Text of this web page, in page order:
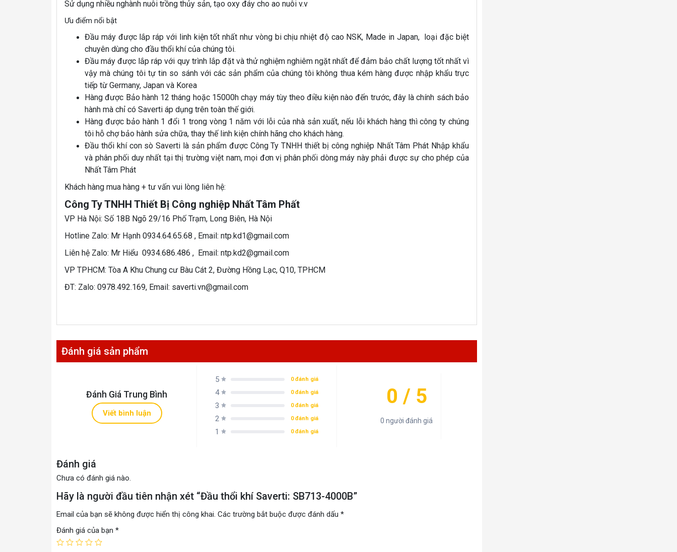
Sử dụng nhiều nghành nuôi trồng thủy sản, tạo oxy đáy cho ao nuôi v.v
Ưu điểm nổi bật
Đầu máy được lắp ráp với linh kiện tốt nhất như vòng bi chịu nhiệt độ cao NSK, Made in Japan, loại đặc biệt
chuyên dùng cho đầu thổi khí của chúng tôi.
Đầu máy được lắp ráp với quy trình lắp đặt và thử nghiệm nghiêm ngặt nhất để đảm bảo chất lượng tốt nhất vì
vậy mà chúng tôi tự tin so sánh với các sản phẩm của chúng tôi không thua kém hàng được nhập khẩu trực
tiếp từ Germany, Japan và Korea
Hàng được Bảo hành 12 tháng hoặc 15000h chạy máy tùy theo điều kiện nào đến trước, đây là chính sách bảo
hành mà chỉ có Saverti áp dụng trên toàn thế giới.
Hàng được bảo hành 1 đổi 1 trong vòng 1 năm với lỗi của nhà sản xuất, nếu lỗi khách hàng thì công ty chúng
tôi hỗ chợ bảo hành sửa chữa, thay thế linh kiện chính hãng cho khách hàng.
Đầu thổi khí con sò Saverti là sản phẩm được Công Ty TNHH thiết bị công nghiệp Nhất Tâm Phát Nhập khẩu
và phân phối duy nhất tại thị trường việt nam, mọi đơn vị phân phối dòng máy này phải được sự cho phép của
Nhất Tâm Phát
Khách hàng mua hàng + tư vấn vui lòng liên hệ:
Công Ty TNHH Thiết Bị Công nghiệp Nhất Tâm Phất
VP Hà Nội: Số 18B Ngõ 29/16 Phố Trạm, Long Biên, Hà Nội
Hotline Zalo: Mr Hạnh 0934.64.65.68 , Email: ntp.kd1@gmail.com
Liên hệ Zalo: Mr Hiểu 0934.686.486 , Email: ntp.kd2@gmail.com
VP TPHCM: Tòa A Khu Chung cư Bàu Cát 2, Đường Hồng Lạc, Q10, TPHCM
ĐT: Zalo: 0978.492.169, Email: saverti.vn@gmail.com
Đánh giá sản phẩm
Đánh Giá Trung Bình
Viết bình luận
5 0 đánh giá
4 0 đánh giá
3 0 đánh giá
2 0 đánh giá
1 0 đánh giá
0 / 5
0 người đánh giá
Đánh giá
Chưa có đánh giá nào.
Hãy là người đầu tiên nhận xét “Đầu thổi khí Saverti: SB713-4000B”
Email của bạn sẽ không được hiển thị công khai. Các trường bắt buộc được đánh dấu *
Đánh giá của bạn *